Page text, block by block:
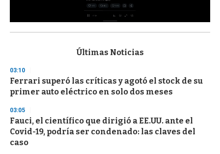
s
d
s
o
f
3
s
e
c
o
Últimas Noticias
03:10
Ferrari superó las críticas y agotó el stock de su
primer auto eléctrico en solo dos meses
03:05
Fauci, el científico que dirigió a EE.UU. ante el
Covid-19, podría ser condenado: las claves del
caso